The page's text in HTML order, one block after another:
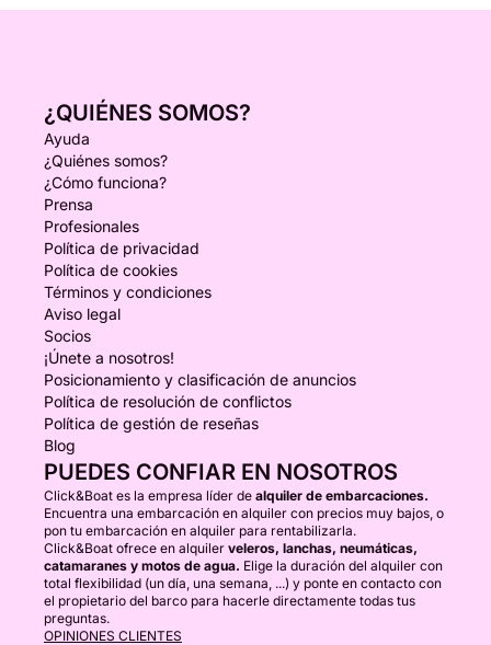
¿QUIÉNES SOMOS?
Ayuda
¿Quiénes somos?
¿Cómo funciona?
Prensa
Profesionales
Política de privacidad
Política de cookies
Términos y condiciones
Aviso legal
Socios
¡Únete a nosotros!
Posicionamiento y clasificación de anuncios
Política de resolución de conflictos
Política de gestión de reseñas
Blog
PUEDES CONFIAR EN NOSOTROS
Click&Boat es la empresa líder de alquiler de embarcaciones.
Encuentra una embarcación en alquiler con precios muy bajos, o
pon tu embarcación en alquiler para rentabilizarla.
Click&Boat ofrece en alquiler veleros, lanchas, neumáticas,
catamaranes y motos de agua. Elige la duración del alquiler con
total flexibilidad (un día, una semana, ...) y ponte en contacto con
el propietario del barco para hacerle directamente todas tus
preguntas.
OPINIONES CLIENTES